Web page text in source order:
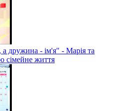
дружина - ім'я" - Марія та
сімейне життя